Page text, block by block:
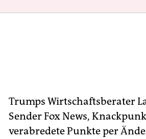
Trumps Wirtschaftsberater
Sender Fox News,
verabredete Punkte per